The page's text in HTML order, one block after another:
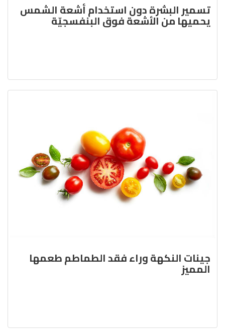
تسمير البشرة دون استخدام أشعة الشمس
يحميها من الأشعة فوق البنفسجيّة
جينات النكهة وراء فقد الطماطم طعمها
المميز